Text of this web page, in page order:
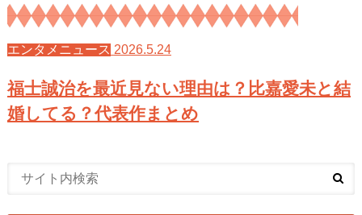
エンタメニュース 2026.5.24
福士誠治を最近見ない理由は？比嘉愛未と結
婚してる？代表作まとめ